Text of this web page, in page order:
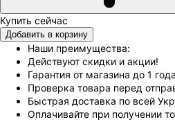
Добавить в корзину
Наши преимущества:
Действуют скидки и акции!
Гарантия от магазина до 1
Проверка товара перед
Быстрая доставка по всей
Оплачивайте при получении